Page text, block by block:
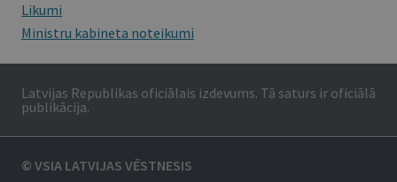
Likumi
Ministru kabineta noteikumi
Latvijas Republikas oficiālais izdevums. Tā saturs ir oficiālā
publikācija.
© VSIA LATVIJAS VĒSTNESIS